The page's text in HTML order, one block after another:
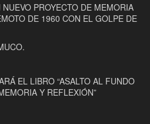
PROYECTO DE MEMORIA
DE 1960 CON EL GOLPE DE
EL LIBRO “ASALTO AL FUNDO
Y REFLEXIÓN”